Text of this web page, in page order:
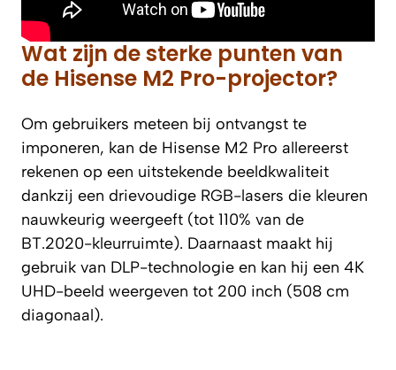
Wat zijn de sterke punten van
de Hisense M2 Pro-projector?
Om gebruikers meteen bij ontvangst te
imponeren, kan de Hisense M2 Pro allereerst
rekenen op een uitstekende beeldkwaliteit
dankzij een drievoudige RGB-lasers die kleuren
nauwkeurig weergeeft (tot 110% van de
BT.2020-kleurruimte). Daarnaast maakt hij
gebruik van DLP-technologie en kan hij een 4K
UHD-beeld weergeven tot 200 inch (508 cm
diagonaal).